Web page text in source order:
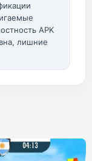
APK
лишние